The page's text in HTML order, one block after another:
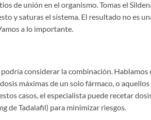
de unión en el organismo. Tomas el
y saturas el sistema. El resultado no es
a lo importante.
considerar la combinación. Hablamos
máximas de un solo fármaco, o aquellos
casos, el especialista puede recetar
de Tadalafil) para minimizar riesgos.